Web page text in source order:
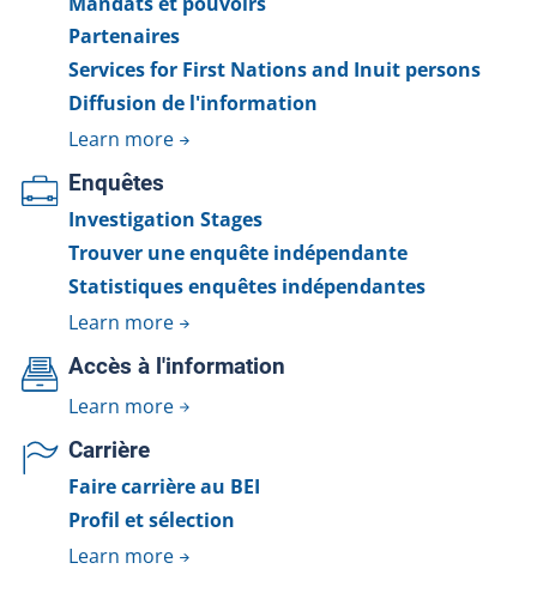
Partenaires
Services for First Nations and Inuit persons
Diffusion de l'information
Learn more
Enquêtes
Investigation Stages
Trouver une enquête indépendante
Statistiques enquêtes indépendantes
Learn more
Accès à l'information
Learn more
Carrière
Faire carrière au BEI
Profil et sélection
Learn more